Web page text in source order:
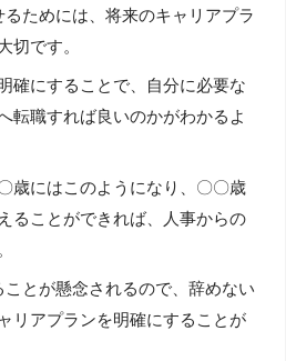
ためには、将来のキャリアプラ
切です。
確にすることで、自分に必要な
転職すれば良いのかがわかるよ
歳にはこのようになり、〇〇歳
ることができれば、人事からの
とが懸念されるので、辞めない
リアプランを明確にすることが